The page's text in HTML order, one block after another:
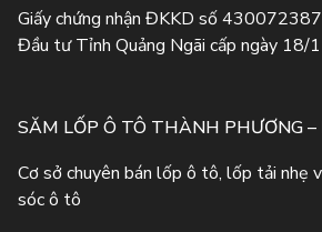
Giấy chứng nhận ĐKKD số
Đầu tư Tỉnh Quảng Ngãi cấp ngày 18/
SĂM LỐP Ô TÔ THÀNH PHƯƠNG
Cơ sở chuyên bán lốp ô tô, lốp tải nhẹ
sóc ô tô